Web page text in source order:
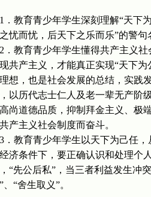
教育青少年学生深刻理解“天下
忧而忧，后天下之乐而乐”的警
教育青少年学生懂得共产主义社
共产主义，才能真正实现“天下
想，也是社会发展的总结，实践
以历代志士仁人及老一辈无产阶
尚道德品质，抑制拜金主义、极
产主义社会制度而奋斗。
教育青少年学生以天下为己任，
济条件下，要正确认识和处理个
“先公后私”，当三者利益发生冲
、“舍生取义”。